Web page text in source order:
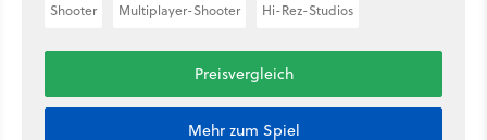
Shooter Multiplayer-Shooter Hi-Rez-Studios
Preisvergleich
Mehr zum Spiel